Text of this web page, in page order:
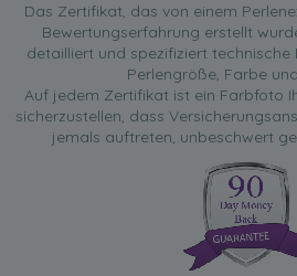
Das Zertifikat, das von einem
Bewertungserfahrung erstellt
detailliert und spezifiziert technische
Perlengröße, Farbe
Auf jedem Zertifikat ist ein Farbfoto
sicherzustellen, dass
jemals auftreten, unbeschwert